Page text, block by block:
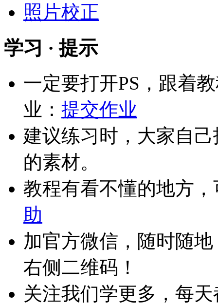
照片校正
学习 · 提示
一定要打开PS，跟着
业： 提交作业
建议练习时，大家自
的素材。
教程有看不懂的地方
助
加官方微信，随时随
右侧二维码！
关注我们学更多，每